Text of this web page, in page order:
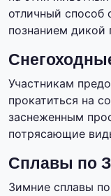
отличный способ
познанием дикой
Участникам
прокатиться на
заснеженным
потрясающие
Сплавы по
Зимние сплавы